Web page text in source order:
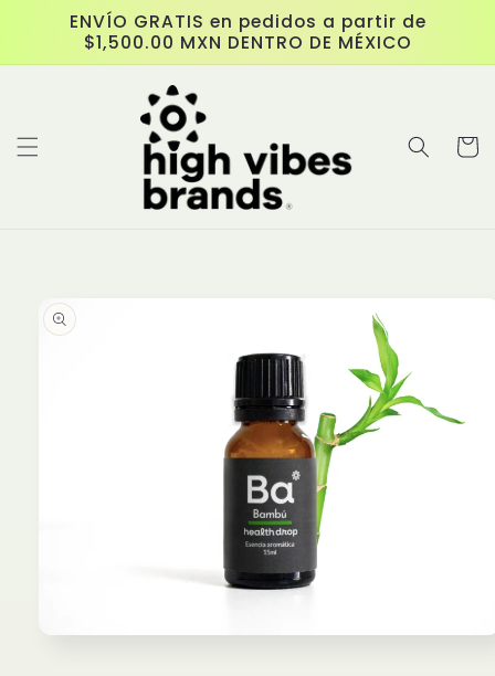
directamente
al contenido
ENVÍO GRATIS en pedidos a partir de
$1,500.00 MXN DENTRO DE MÉXICO
Carrito
información